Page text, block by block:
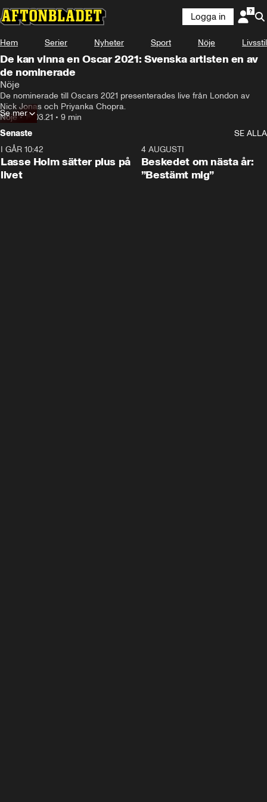
Logga in
Hem Serier Nyheter Sport Nöje Livsstil
De kan vinna en Oscar 2021: Svenska artisten en av
de nominerade
Nöje
De nominerade till Oscars 2021 presenterades live från London av
Nick Jonas och Priyanka Chopra.
Nöje•15.03.21 • 9 min
Se mer
Senaste
SE ALLA
I GÅR 10:42
Lasse Holm sätter plus på
livet
4 AUGUSTI
Beskedet om nästa år:
”Bestämt mig”